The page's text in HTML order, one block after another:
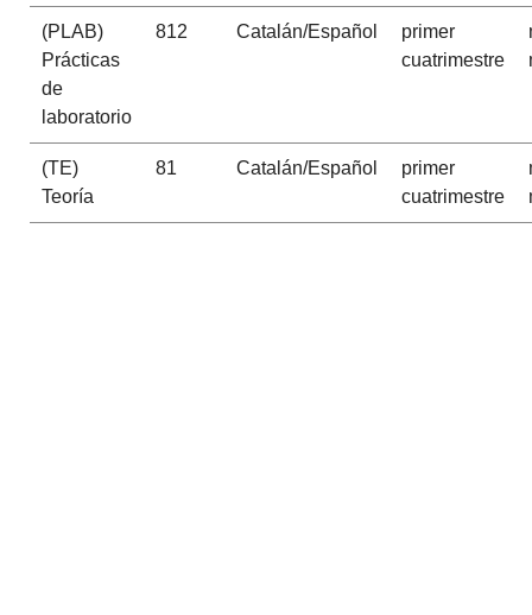
(PLAB)
Prácticas
de
laboratorio
812 Catalán/Español
primer
cuatrimestre
(TE)
Teoría
81 Catalán/Español
primer
cuatrimestre